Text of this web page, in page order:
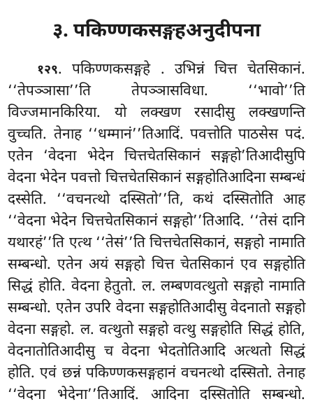
३. पकिण्णकसङ्गहअनुदीपना
१२९. पकिण्णकसङ्गहे . उभिन्नं चित्त चेतसिकानं.
‘‘तेपञ्ञासा’’ति तेपञ्ञासविधा. ‘‘भावो’’ति
विज्जमानकिरिया. यो लक्खण रसादीसु लक्खणन्ति
वुच्चति. तेनाह ‘‘धम्मानं’’तिआदिं. पवत्तोति पाठसेस पदं.
एतेन ‘वेदना भेदेन चित्तचेतसिकानं सङ्गहो’तिआदीसुपि
वेदना भेदेन पवत्तो चित्तचेतसिकानं सङ्गहोतिआदिना सम्बन्धं
दस्सेति. ‘‘वचनत्थो दस्सितो’’ति, कथं दस्सितोति आह
‘‘वेदना भेदेन चित्तचेतसिकानं सङ्गहो’’तिआदि. ‘‘तेसं दानि
यथारहं’’ति एत्थ ‘‘तेसं’’ति चित्तचेतसिकानं, सङ्गहो नामाति
सम्बन्धो. एतेन अयं सङ्गहो चित्त चेतसिकानं एव सङ्गहोति
सिद्धं होति. वेदना हेतुतो. ल. लम्बणवत्थुतो सङ्गहो नामाति
सम्बन्धो. एतेन उपरि वेदना सङ्गहोतिआदीसु वेदनातो सङ्गहो
वेदना सङ्गहो. ल. वत्थुतो सङ्गहो वत्थु सङ्गहोति सिद्धं होति,
वेदनातोतिआदीसु च वेदना भेदतोतिआदि अत्थतो सिद्धं
होति. एवं छन्नं पकिण्णकसङ्गहानं वचनत्थो दस्सितो. तेनाह
‘‘वेदना भेदेना’’तिआदिं. आदिना दस्सितोति सम्बन्धो.